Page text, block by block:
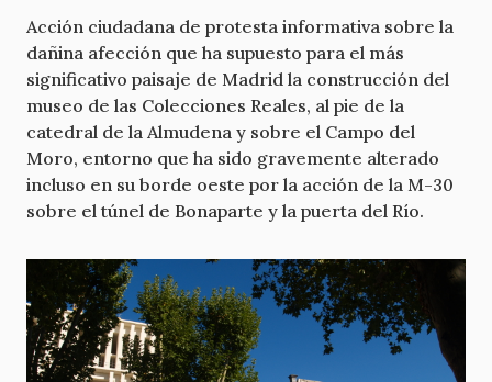
Acción ciudadana de protesta informativa sobre la
dañina afección que ha supuesto para el más
significativo paisaje de Madrid la construcción del
museo de las Colecciones Reales, al pie de la
catedral de la Almudena y sobre el Campo del
Moro, entorno que ha sido gravemente alterado
incluso en su borde oeste por la acción de la M-30
sobre el túnel de Bonaparte y la puerta del Río.